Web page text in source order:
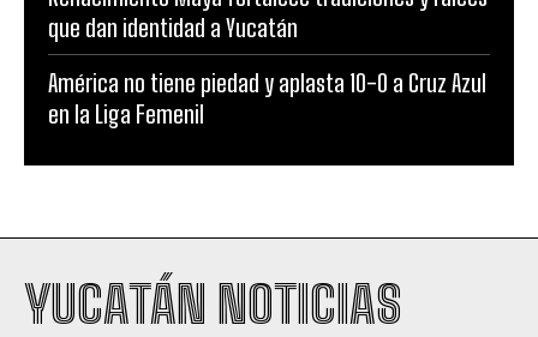
que dan identidad a Yucatán
América no tiene piedad y aplasta 10-0 a Cruz Azul
en la Liga Femenil
YUCATÁN NOTICIAS